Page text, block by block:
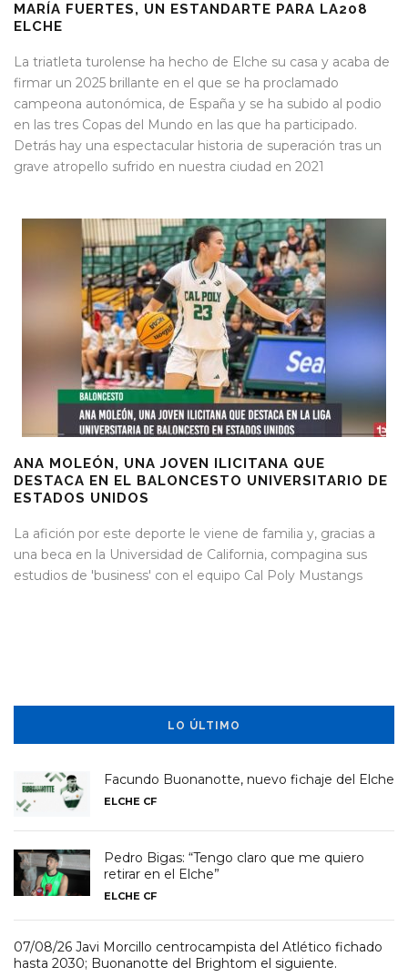
MARÍA FUERTES, UN ESTANDARTE PARA LA208
ELCHE
La triatleta turolense ha hecho de Elche su casa y acaba de
firmar un 2025 brillante en el que se ha proclamado
campeona autonómica, de España y se ha subido al podio
en las tres Copas del Mundo en las que ha participado.
Detrás hay una espectacular historia de superación tras un
grave atropello sufrido en nuestra ciudad en 2021
ANA MOLEÓN, UNA JOVEN ILICITANA QUE
DESTACA EN EL BALONCESTO UNIVERSITARIO DE
ESTADOS UNIDOS
La afición por este deporte le viene de familia y, gracias a
una beca en la Universidad de California, compagina sus
estudios de 'business' con el equipo Cal Poly Mustangs
LO ÚLTIMO
Facundo Buonanotte, nuevo fichaje del Elche
ELCHE CF
Pedro Bigas: “Tengo claro que me quiero
retirar en el Elche”
ELCHE CF
07/08/26 Javi Morcillo centrocampista del Atlético fichado
hasta 2030; Buonanotte del Brightom el siguiente.